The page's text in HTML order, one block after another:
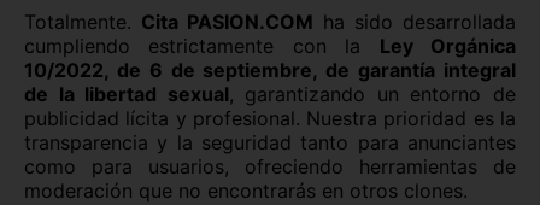
Totalmente. Cita PASION.COM ha sido desarrollada
cumpliendo estrictamente con la Ley Orgánica
10/2022, de 6 de septiembre, de garantía integral
de la libertad sexual, garantizando un entorno de
publicidad lícita y profesional. Nuestra prioridad es la
transparencia y la seguridad tanto para anunciantes
como para usuarios, ofreciendo herramientas de
moderación que no encontrarás en otros clones.